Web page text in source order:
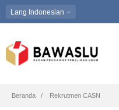
Lang Indonesian
Beranda Rekrutmen CASN